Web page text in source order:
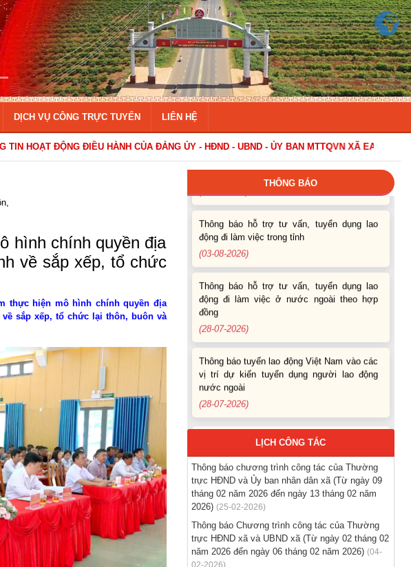
DỊCH VỤ CÔNG TRỰC TUYẾN LIÊN HỆ
ĐẢNG ỦY - HĐND - UBND - ỦY BAN MTTQVN XÃ EA KAR
hình chính quyền địa
về sắp xếp, tổ chức
thực hiện mô hình chính quyền địa
sắp xếp, tổ chức lại thôn, buôn và
THÔNG BÁO
Thông báo Tuyển lao động Việt Nam vào
các vị trí dự kiến tuyển dụng người lao động
nước ngoài
(07-08-2026)
Thông báo hỗ trợ tư vấn, tuyển dụng lao
động đi làm việc trong tỉnh
Thông báo hỗ trợ tư vấn, tuyển dụng lao
động đi làm việc ở nước ngoài theo hợp
đồng
(28-07-2026)
Thông báo tuyển lao động Việt Nam vào các
vị trí dự kiến tuyển dụng người lao động
nước ngoài
(28-07-2026)
Thông báo Tuyển lao động Việt Nam vào
các vị trí dự kiến tuyển dụng người lao động
nước ngoài
Thông báo các khóa đào tạo năm học 2026-
2027
(04-08-2026)
Thông báo hỗ trợ tư vấn, tuyển dụng lao
động đi làm việc trong tỉnh
LỊCH CÔNG TÁC
Thông báo chương trình công tác của Thường
trực HĐND và Ủy ban nhân dân xã (Từ ngày 09
tháng 02 năm 2026 đến ngày 13 tháng 02 năm
2026) (25-02-2026)
Thông báo Chương trình công tác của Thường
trực HĐND xã và UBND xã (Từ ngày 02 tháng 02
năm 2026 đến ngày 06 tháng 02 năm 2026) (04-
02-2026)